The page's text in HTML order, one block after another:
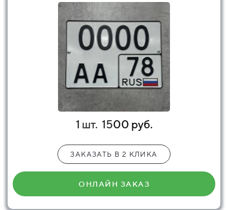
1 шт. 1500 руб.
ЗАКАЗАТЬ В 2 КЛИКА
ОНЛАЙН ЗАКАЗ